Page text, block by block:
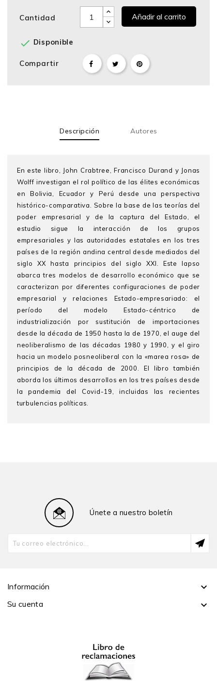
Cantidad Añadir al carrito
 Disponible
Compartir
Descripción Autores
En este libro, John Crabtree, Francisco Durand y Jonas
Wolff investigan el rol político de las élites económicas
en Bolivia, Ecuador y Perú desde una perspectiva
histórico-comparativa. Sobre la base de las teorías del
poder empresarial y de la captura del Estado, el
estudio sigue la interacción de los grupos
empresariales y las autoridades estatales en los tres
países de la región andina central desde mediados del
siglo XX hasta principios del siglo XXI. Este lapso
abarca tres modelos de desarrollo económico que se
caracterizan por diferentes configuraciones de poder
empresarial y relaciones Estado-empresariado: el
período del modelo Estado-céntrico de
industrialización por sustitución de importaciones
desde la década de 1950 hasta la de 1970, el auge del
neoliberalismo de las décadas 1980 y 1990, y el giro
hacia un modelo posneoliberal con la «marea rosa» de
principios de la década de 2000. El libro también
aborda los últimos desarrollos en los tres países desde
la pandemia del Covid-19, incluidas las recientes
turbulencias políticas.
Durand) de Peru: Elite Power and Political Capture
(2017) y coautor (con Ann Chaplin) de Bolivia:
Processes of Change (2013). Sus investigaciones
políticos, movimientos sociales y extractivismo en
Latinoamericanos por la Universidad de Berkeley en
Católica del Perú (PUCP), centró sus investigaciones
Antonio y profesor de Política en la PUCP. Entre sus
últimas publicaciones destacan Los doce apóstoles de
la economía peruana. Una mirada social a los grupos
Únete a nuestro boletín
Información 
Su cuenta 